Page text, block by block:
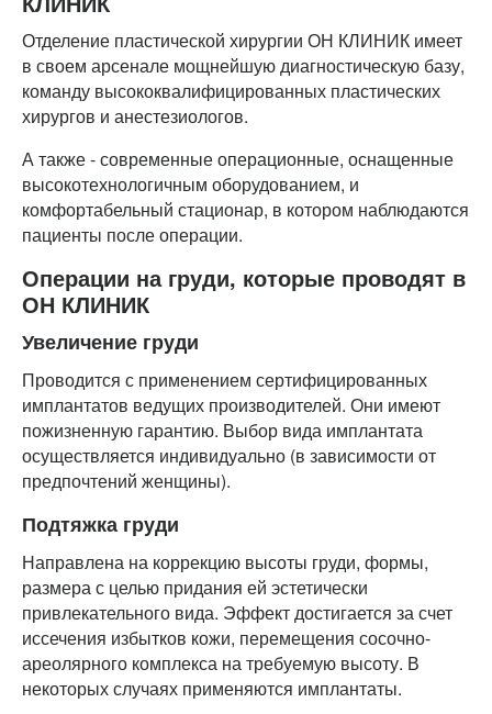
Отделение пластической хирургии ОН КЛИНИК имеет
в своем арсенале мощнейшую диагностическую базу,
команду высококвалифицированных пластических
хирургов и анестезиологов.
А также - современные операционные, оснащенные
высокотехнологичным оборудованием, и
комфортабельный стационар, в котором наблюдаются
пациенты после операции.
Операции на груди, которые проводят в
ОН КЛИНИК
Увеличение груди
Проводится с применением сертифицированных
имплантатов ведущих производителей. Они имеют
пожизненную гарантию. Выбор вида имплантата
осуществляется индивидуально (в зависимости от
предпочтений женщины).
Подтяжка груди
Направлена на коррекцию высоты груди, формы,
размера с целью придания ей эстетически
привлекательного вида. Эффект достигается за счет
иссечения избытков кожи, перемещения сосочно-
ареолярного комплекса на требуемую высоту. В
некоторых случаях применяются имплантаты.